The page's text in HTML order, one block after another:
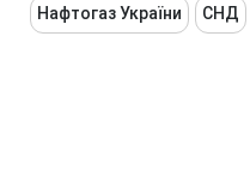
Нафтогаз України СНД